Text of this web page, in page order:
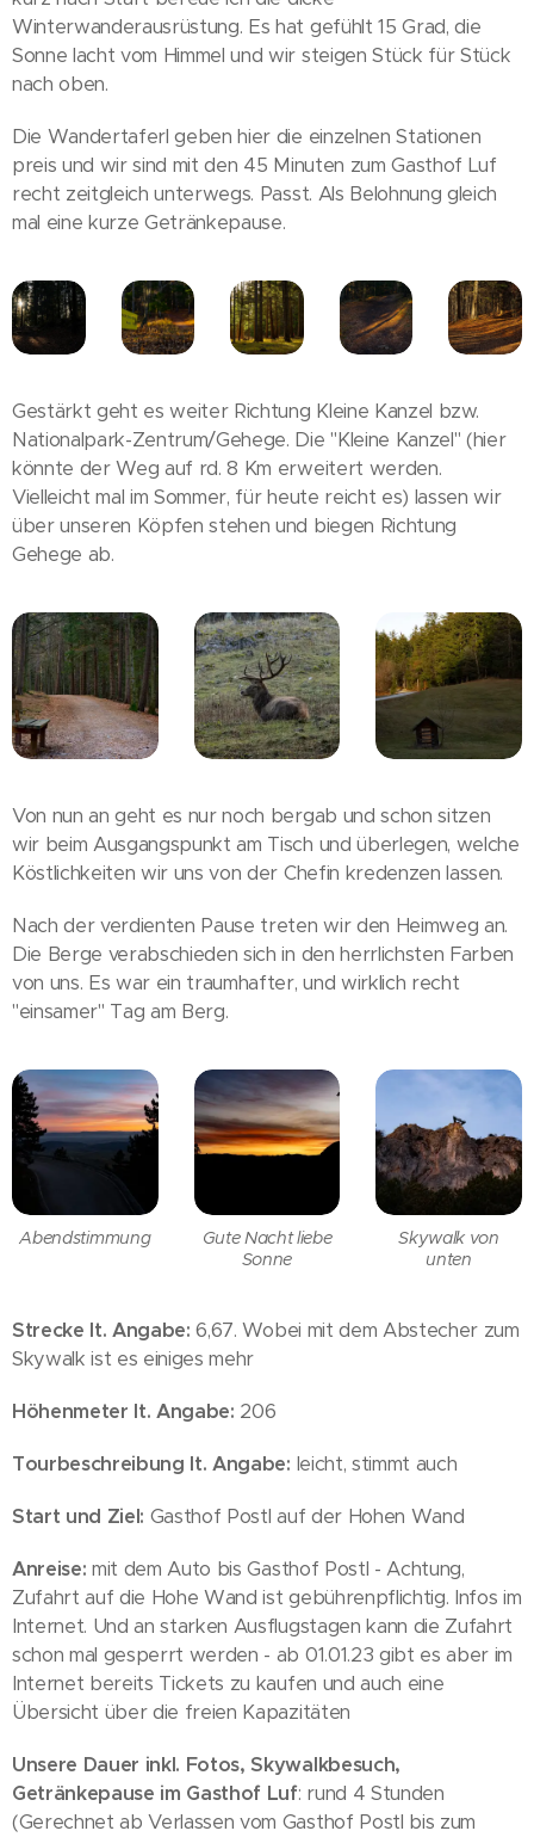
Winterwanderausrüstung. Es hat gefühlt 15 Grad, die
Sonne lacht vom Himmel und wir steigen Stück für Stück
nach oben.
Die Wandertaferl geben hier die einzelnen Stationen
preis und wir sind mit den 45 Minuten zum Gasthof Luf
recht zeitgleich unterwegs. Passt. Als Belohnung gleich
mal eine kurze Getränkepause.
Gestärkt geht es weiter Richtung Kleine Kanzel bzw.
Nationalpark-Zentrum/Gehege. Die "Kleine Kanzel" (hier
könnte der Weg auf rd. 8 Km erweitert werden.
Vielleicht mal im Sommer, für heute reicht es) lassen wir
über unseren Köpfen stehen und biegen Richtung
Gehege ab.
Von nun an geht es nur noch bergab und schon sitzen
wir beim Ausgangspunkt am Tisch und überlegen, welche
Köstlichkeiten wir uns von der Chefin kredenzen lassen.
Nach der verdienten Pause treten wir den Heimweg an.
Die Berge verabschieden sich in den herrlichsten Farben
von uns. Es war ein traumhafter, und wirklich recht
"einsamer" Tag am Berg.
Abendstimmung
Gute Nacht liebe
Sonne
Skywalk von
unten
Strecke lt. Angabe: 6,67. Wobei mit dem Abstecher zum
Skywalk ist es einiges mehr
Höhenmeter lt. Angabe: 206
Tourbeschreibung lt. Angabe: leicht, stimmt auch
Start und Ziel: Gasthof Postl auf der Hohen Wand
Anreise: mit dem Auto bis Gasthof Postl - Achtung,
Zufahrt auf die Hohe Wand ist gebührenpflichtig. Infos im
Internet. Und an starken Ausflugstagen kann die Zufahrt
schon mal gesperrt werden - ab 01.01.23 gibt es aber im
Internet bereits Tickets zu kaufen und auch eine
Übersicht über die freien Kapazitäten
Unsere Dauer inkl. Fotos, Skywalkbesuch,
Getränkepause im Gasthof Luf: rund 4 Stunden
(Gerechnet ab Verlassen vom Gasthof Postl bis zum